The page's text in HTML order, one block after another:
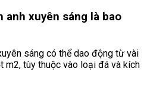
anh xuyên sáng là bao
sáng có thể dao động từ vài
m2, tùy thuộc vào loại đá và kích